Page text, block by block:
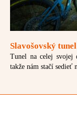
Slavošovský
Tunel na celej svojej
takže nám stačí sedieť